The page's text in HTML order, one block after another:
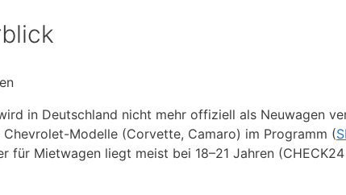
in Deutschland nicht mehr offiziell als Neuwagen
Chevrolet-Modelle (Corvette, Camaro) im Programm (
für Mietwagen liegt meist bei 18–21 Jahren